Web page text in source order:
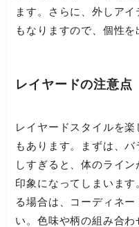
ます。さらに、外しア
もなりますので、個性を
レイヤードの注意点
レイヤードスタイルを
もあります。まずは、
しすぎると、体のライ
印象になってしまいま
る場合は、コーディネ
い。色味や柄の組み合